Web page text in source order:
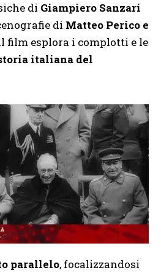
di Giampiero Sanzari
di Matteo Perico e
film esplora i complotti e le
italiana del
parallelo, focalizzandosi